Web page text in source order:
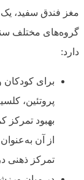
مغز فندق سفید،
گروه‌های مختلف
دارد:
برای کودکان
پروتئین،
بهبود تمرکز
از آن
تمرکز ذهنی